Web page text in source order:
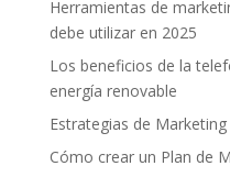
Herramientas de
debe utilizar en 2025
Los beneficios de la
energía renovable
Estrategias de
Cómo crear un Plan de